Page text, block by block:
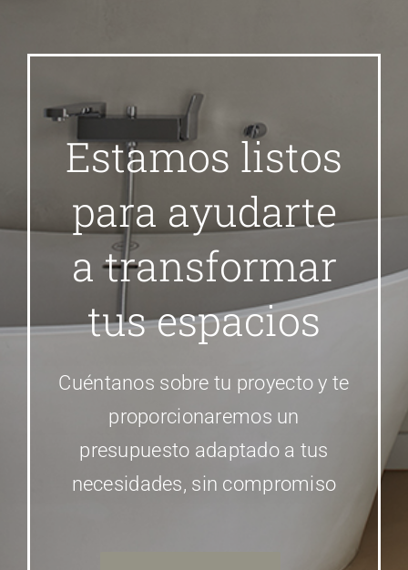
Estamos listos
para ayudarte
a transformar
tus espacios
Cuéntanos sobre tu proyecto y te
proporcionaremos un
presupuesto adaptado a tus
necesidades, sin compromiso